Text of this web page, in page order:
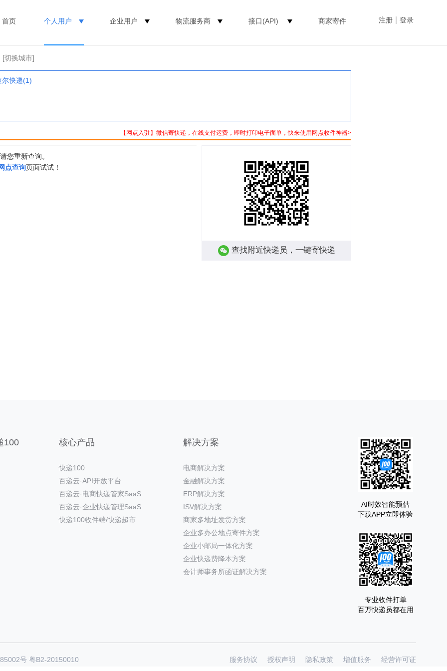
注册 登录
首页 个人用户 企业用户 物流服务商 接口(API) 商家寄件
[切换城市]
尔快递(1)
【网点入驻】微信寄快递，在线支付运费，即时打印电子面单，快来使用网点收件神器>
您重新查询。
点查询页面试试！
查找附近快递员，一键寄快递
100 核心产品
快递100
百递云·API开放平台
百递云·电商快递管家SaaS
百递云·企业快递管理SaaS
快递100收件端/快递超市
解决方案
电商解决方案
金融解决方案
ERP解决方案
ISV解决方案
商家多地址发货方案
企业多办公地点寄件方案
企业小邮局一体化方案
企业快递费降本方案
会计师事务所函证解决方案
AI时效智能预估
下载APP立即体验
专业收件打单
百万快递员都在用
号 粤B2-20150010 服务协议 授权声明 隐私政策 增值服务 经营许可证